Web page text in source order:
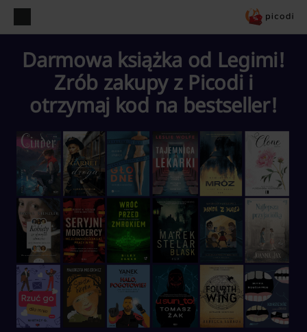
Darmowa książka od Legimi!
Zrób zakupy z Picodi i
otrzymaj kod na bestseller!